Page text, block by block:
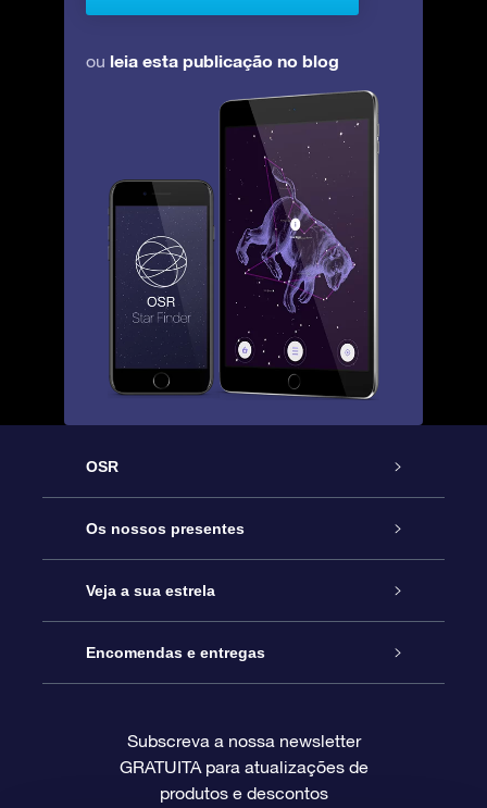
ou leia esta publicação no blog
OSR
Serviço
Contactos
O Blog
Avaliações
Os nossos presentes
Prenda Star Online
Pacote Prenda OSR
O Cartão Presente OSR
Veja a sua estrela
Registo de Estrela
Página de Estrela personalizada
Encomendas e entregas
Informação de pagamento
Subscreva a nossa newsletter
GRATUITA para atualizações de
produtos e descontos